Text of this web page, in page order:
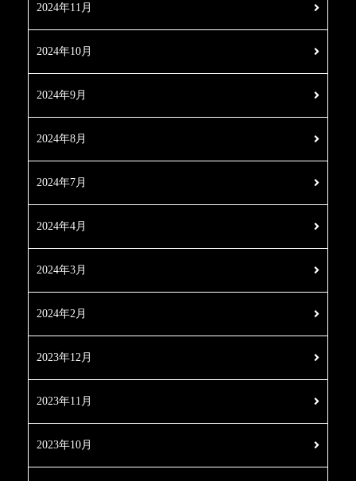
2024年11月
2024年10月
2024年9月
2024年8月
2024年7月
2024年4月
2024年3月
2024年2月
2023年12月
2023年11月
2023年10月